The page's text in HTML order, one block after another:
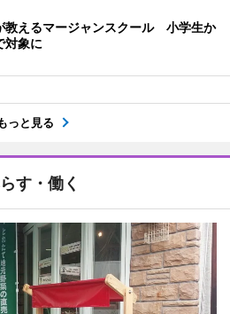
教えるマージャンスクール 小学生か
対象に
っと見る
す・働く